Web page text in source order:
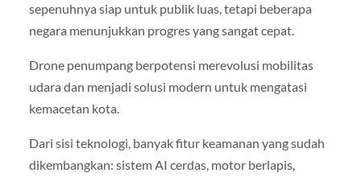
sepenuhnya siap untuk publik luas, tetapi beberapa
negara menunjukkan progres yang sangat cepat.
Drone penumpang berpotensi merevolusi mobilitas
udara dan menjadi solusi modern untuk mengatasi
kemacetan kota.
Dari sisi teknologi, banyak fitur keamanan yang sudah
dikembangkan: sistem AI cerdas, motor berlapis,